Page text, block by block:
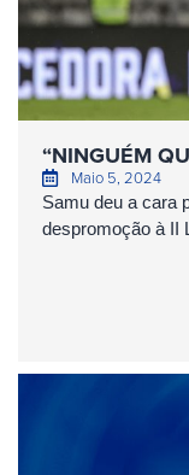
“NINGUÉM
Maio 5, 2024
Samu deu a cara
despromoção à II